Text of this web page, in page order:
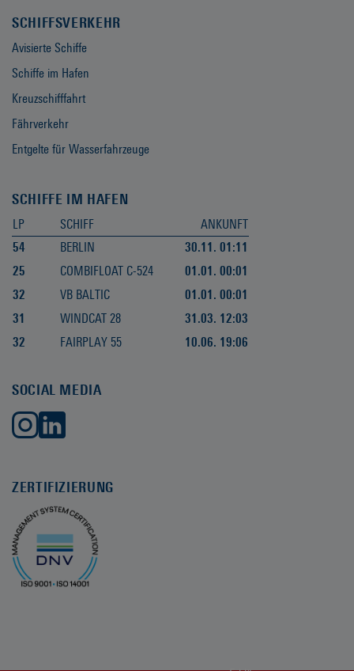
SCHIFFSVERKEHR
Avisierte Schiffe
Schiffe im Hafen
Kreuzschifffahrt
Fährverkehr
Entgelte für Wasserfahrzeuge
SCHIFFE IM HAFEN
LP SCHIFF
ANKUNFT
54
BERLIN
30.11. 01:11
25
COMBIFLOAT C-524
01.01. 00:01
32
VB BALTIC
01.01. 00:01
31
WINDCAT 28
31.03. 12:03
32
FAIRPLAY 55 10.06. 19:06
SOCIAL MEDIA
ZERTIFIZIERUNG